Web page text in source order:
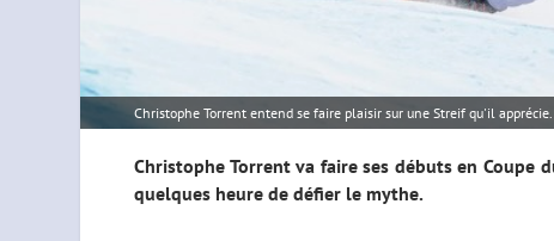
Christophe Torrent entend se faire plaisir sur une Streif qu'il apprécie.
Christophe Torrent va faire ses débuts en Coupe
quelques heure de défier le mythe.